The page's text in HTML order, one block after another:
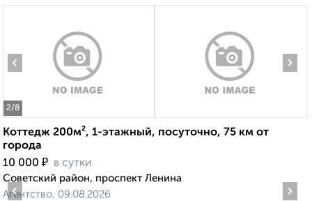
2/8
‹ ›
Коттедж 200м², 1-этажный, посуточно, 75 км от
города
10 000 ₽ в сутки
Советский район, проспект Ленина
Агентство, 09.08.2026
‹ ›